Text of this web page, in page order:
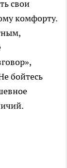
свои
комфорту.
бойтесь